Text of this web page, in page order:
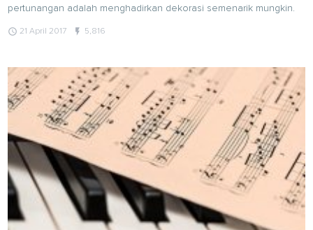
pertunangan adalah menghadirkan dekorasi semenarik mungkin.
query_builder 21 April 2017 flash_on 5,816